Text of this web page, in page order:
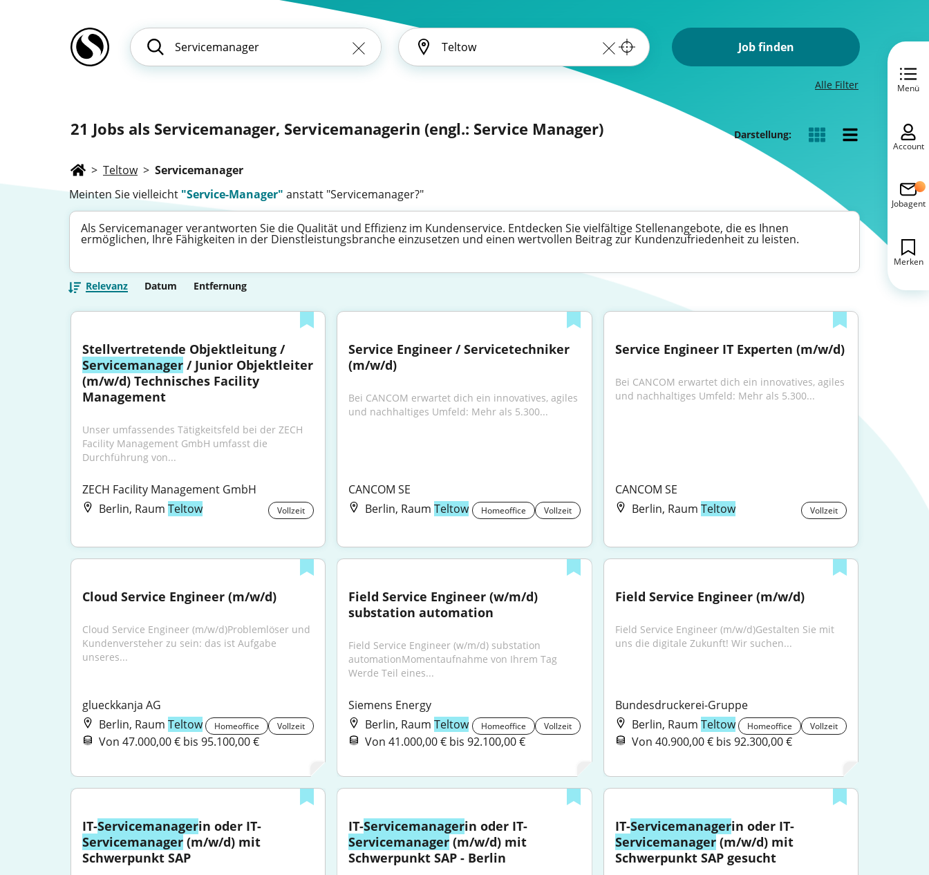
Job finden
Alle Filter
21 Jobs als Servicemanager, Servicemanagerin (engl.: Service Manager) Darstellung:
> Teltow > Servicemanager
Meinten Sie vielleicht "Service-Manager" anstatt "Servicemanager?"
Als Servicemanager verantworten Sie die Qualität und Effizienz im Kundenservice. Entdecken Sie vielfältige Stellenangebote, die es Ihnen
ermöglichen, Ihre Fähigkeiten in der Dienstleistungsbranche einzusetzen und einen wertvollen Beitrag zur Kundenzufriedenheit zu leisten.
Relevanz Datum Entfernung
Stellvertretende Objektleitung /
Servicemanager / Junior Objektleiter
(m/w/d) Technisches Facility
Management
Unser umfassendes Tätigkeitsfeld bei der ZECH
Facility Management GmbH umfasst die
Durchführung von...
ZECH Facility Management GmbH
Berlin, Raum Teltow Vollzeit
Service Engineer / Servicetechniker
(m/w/d)
Bei CANCOM erwartet dich ein innovatives, agiles
und nachhaltiges Umfeld: Mehr als 5.300...
CANCOM SE
Berlin, RaumTeltow Homeoffice Vollzeit
Service Engineer IT Experten (m/w/d)
Bei CANCOM erwartet dich ein innovatives, agiles
und nachhaltiges Umfeld: Mehr als 5.300...
CANCOM SE
Berlin, Raum Teltow Vollzeit
Cloud Service Engineer (m/w/d)
Cloud Service Engineer (m/w/d)Problemlöser und
Kundenversteher zu sein: das ist Aufgabe
unseres...
glueckkanja AG
Berlin, Raum Teltow Homeoffice Vollzeit
Von 47.000,00 € bis 95.100,00 €
Field Service Engineer (w/m/d)
substation automation
Field Service Engineer (w/m/d) substation
automationMomentaufnahme von Ihrem Tag
Werde Teil eines...
Siemens Energy
Berlin, RaumTeltow Homeoffice Vollzeit
Von 41.000,00 € bis 92.100,00 €
Field Service Engineer (m/w/d)
Field Service Engineer (m/w/d)Gestalten Sie mit
uns die digitale Zukunft! Wir suchen...
Bundesdruckerei-Gruppe
Berlin, Raum Teltow Homeoffice Vollzeit
Von 40.900,00 € bis 92.300,00 €
IT-Servicemanagerin oder IT-
Servicemanager (m/w/d) mit
Schwerpunkt SAP
IT-Servicemanagerin oder IT-
Servicemanager (m/w/d) mit
Schwerpunkt SAP - Berlin
IT-Servicemanagerin oder IT-
Servicemanager (m/w/d) mit
Schwerpunkt SAP gesucht
Menü
Account
Jobagent
Merken